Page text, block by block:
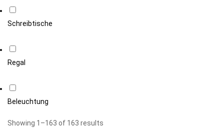
Schreibtische
Regal
Beleuchtung
Showing 1–163 of 163 results